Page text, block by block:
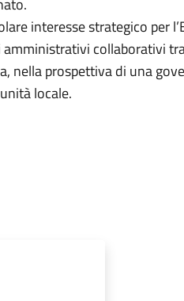
interesse strategico per
collaborativi
nella prospettiva di una
locale.